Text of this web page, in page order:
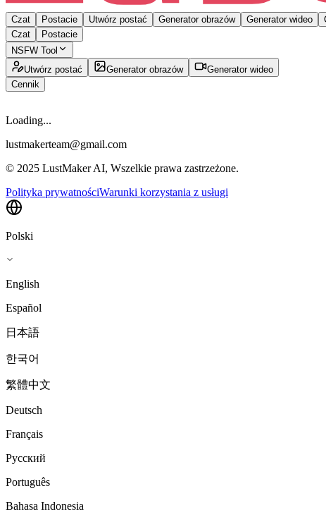
Czat Postacie Utwórz postać Generator obrazów Generator wideo
Czat
Postacie
NSFW Tool
Utwórz postać
Generator obrazów
Generator wideo
Cennik
Loading...
lustmakerteam@gmail.com
© 2025 LustMaker AI, Wszelkie prawa zastrzeżone.
Polityka prywatnościWarunki korzystania z usługi
Polski
English
Español
日本語
한국어
繁體中文
Deutsch
Français
Русский
Português
Bahasa Indonesia